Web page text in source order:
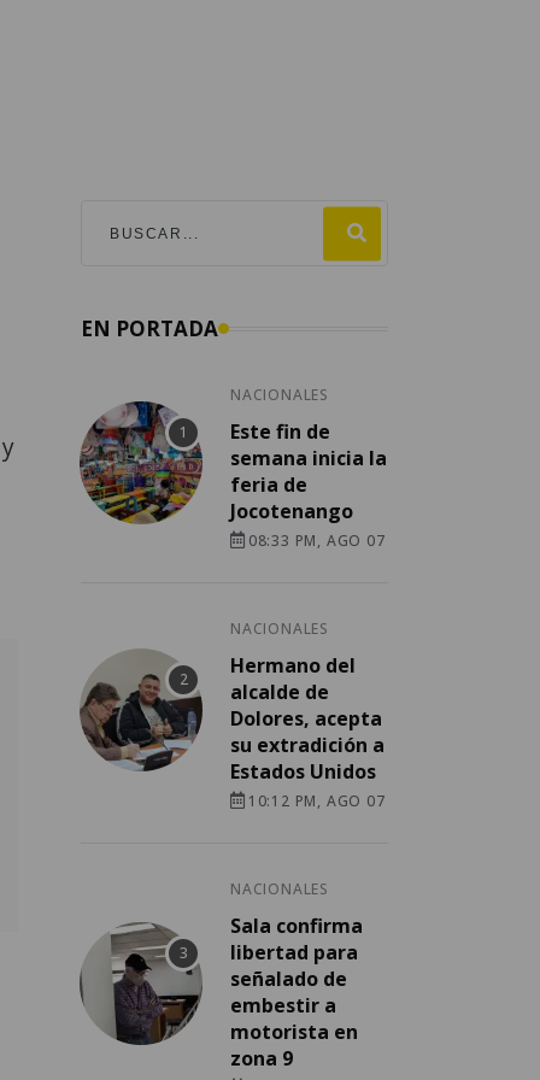
EN PORTADA
NACIONALES
Este fin de
semana inicia la
feria de
Jocotenango
08:33 PM, AGO 07
NACIONALES
Hermano del
alcalde de
Dolores, acepta
su extradición a
Estados Unidos
10:12 PM, AGO 07
NACIONALES
Sala confirma
libertad para
señalado de
embestir a
motorista en
zona 9